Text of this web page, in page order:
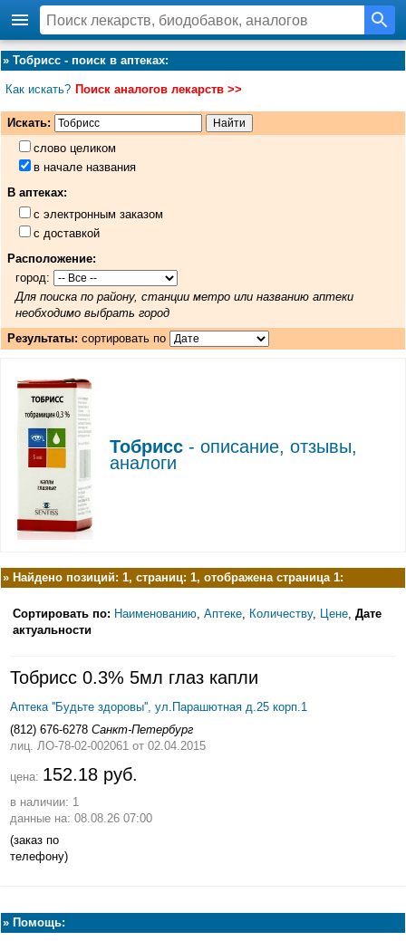
» Тобрисс - поиск в аптеках:
Как искать? Поиск аналогов лекарств >>
Искать:
слово целиком
в начале названия
В аптеках:
с электронным заказом
с доставкой
Расположение:
город:
Для поиска по району, станции метро или названию аптеки
необходимо выбрать город
Результаты: сортировать по
Тобрисс- описание, отзывы,
аналоги
» Найдено позиций: 1, страниц: 1, отображена страница 1:
Сортировать по: Наименованию Аптеке Количеству, Цене Дате
актуальности
Тобрисс 0.3% 5мл глаз капли
Аптека ''Будьте здоровы'', ул.Парашютная д.25 корп.1
(812) 676-6278 Санкт-Петербург
лиц. ЛО-78-02-002061 от 02.04.2015
цена: 152.18 руб.
в наличии: 1
данные на: 08.08.26 07:00
(заказ по
телефону)
» Помощь: